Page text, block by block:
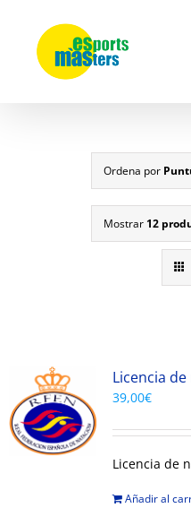
contenido
Ordena por
Mostrar 12
Licencia
39,00€
Licencia de
Añadir al